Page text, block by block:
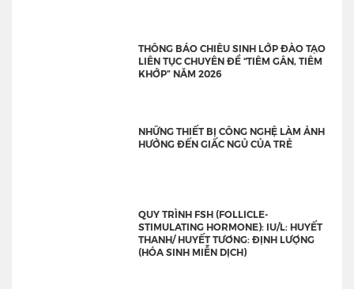
THÔNG BÁO CHIÊU SINH LỚP ĐÀO TẠO
LIÊN TỤC CHUYÊN ĐỀ “TIÊM GÂN, TIÊM
KHỚP” NĂM 2026
NHỮNG THIẾT BỊ CÔNG NGHỆ LÀM ẢNH
HƯỞNG ĐẾN GIẤC NGỦ CỦA TRẺ
QUY TRÌNH FSH (FOLLICLE-
STIMULATING HORMONE): IU/L: HUYẾT
THANH/ HUYẾT TƯƠNG: ĐỊNH LƯỢNG
(HÓA SINH MIỄN DỊCH)